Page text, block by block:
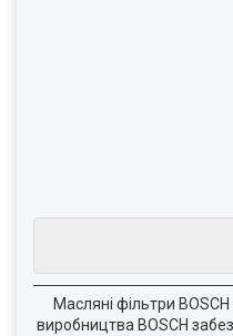
Масляні фільтри
виробництва BOSCH